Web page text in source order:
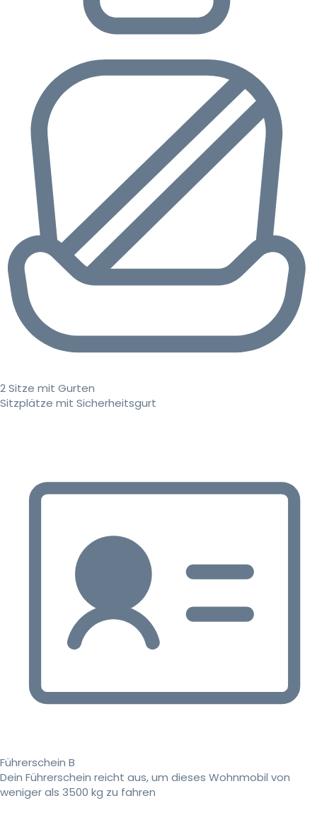
2 Sitze mit Gurten
Sitzplätze mit Sicherheitsgurt
Führerschein B
Dein Führerschein reicht aus, um dieses Wohnmobil von
weniger als 3500 kg zu fahren